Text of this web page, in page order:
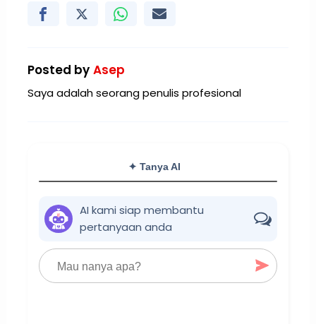
Posted by Asep
Saya adalah seorang penulis profesional
✦ Tanya AI
AI kami siap membantu
pertanyaan anda